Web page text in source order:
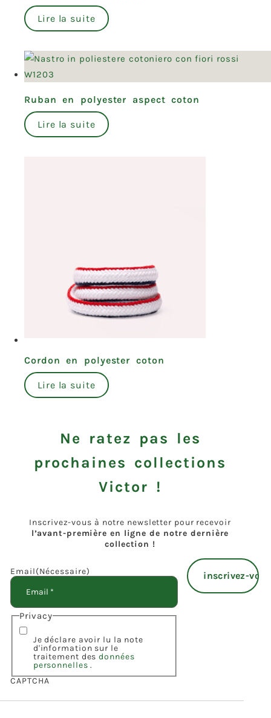
Lire la suite
Ruban en polyester aspect coton
Lire la suite
Cordon en polyester coton
Lire la suite
Ne ratez pas les
prochaines collections
Victor !
Inscrivez-vous à notre newsletter pour recevoir
l’avant-première en ligne de notre dernière
collection !
Email(Nécessaire)
Privacy
Je déclare avoir lu la note
d'information sur le
traitement desdonnées
personnelles.
CAPTCHA